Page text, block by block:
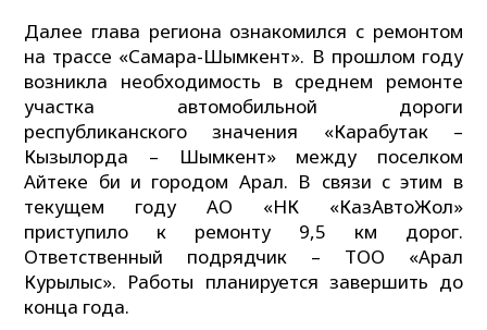
Далее глава региона ознакомился с ремонтом
на трассе «Самара-Шымкент». В прошлом году
возникла необходимость в среднем ремонте
участка автомобильной дороги
республиканского значения «Карабутак –
Кызылорда – Шымкент» между поселком
Айтеке би и городом Арал. В связи с этим в
текущем году АО «НК «КазАвтоЖол»
приступило к ремонту 9,5 км дорог.
Ответственный подрядчик – ТОО «Арал
Курылыс». Работы планируется завершить до
конца года.